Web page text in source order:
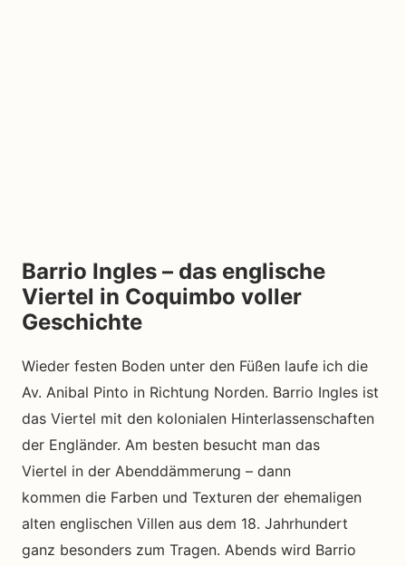
Barrio Ingles – das englische
Viertel in Coquimbo voller
Geschichte
Wieder festen Boden unter den Füßen laufe ich die
Av. Anibal Pinto in Richtung Norden. Barrio Ingles ist
das Viertel mit den kolonialen Hinterlassenschaften
der Engländer. Am besten besucht man das
Viertel in der Abenddämmerung – dann
kommen die Farben und Texturen der ehemaligen
alten englischen Villen aus dem 18. Jahrhundert
ganz besonders zum Tragen. Abends wird Barrio